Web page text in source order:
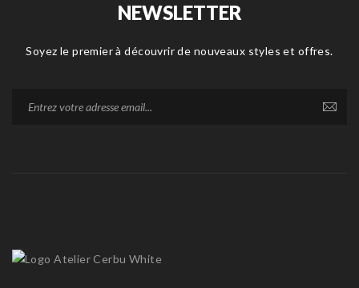
NEWSLETTER
Soyez le premier à découvrir de nouveaux styles et offres.